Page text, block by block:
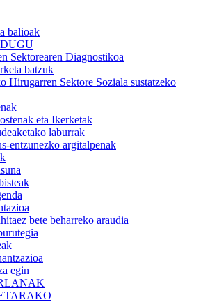
balioak
Sektorearen Diagnostikoa
batzuk
Hirugarren Sektore Soziala sustatzeko
eta Ikerketak
laburrak
entzunezko argitalpenak
bete beharreko araudia
egin